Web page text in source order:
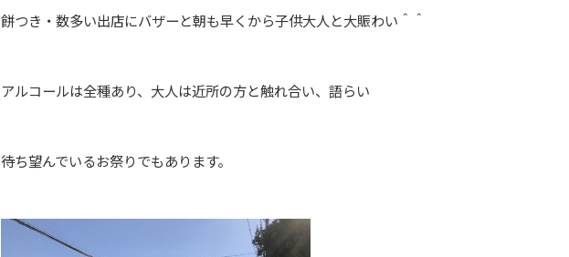
餅つき・数多い出店にバザーと朝も早くから子供大人と大賑わい＾＾
アルコールは全種あり、大人は近所の方と触れ合い、語らい
待ち望んでいるお祭りでもあります。